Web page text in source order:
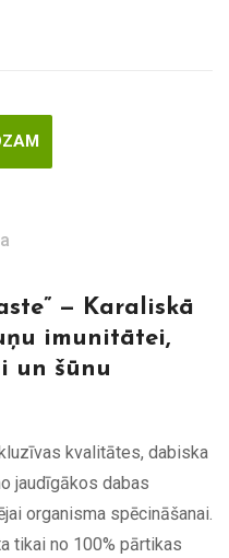
— Karaliskā
imunitātei,
un šūnu
kvalitātes, dabiska
jaudīgākos dabas
organisma spēcināšanai.
tikai no 100% pārtikas